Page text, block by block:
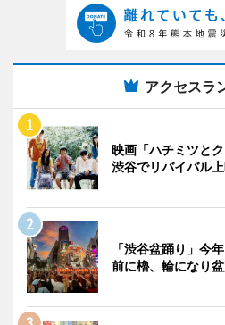
アクセスラ
映画「ハチミツと
渋谷でリバイバル
「渋谷盆踊り」
前に櫓、輪になり盆